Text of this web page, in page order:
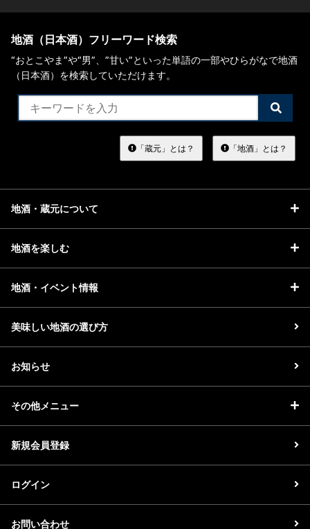
地酒（日本酒）フリーワード検索
“おとこやま”や“男”、”甘い”といった単語の一部やひらがなで地酒
（日本酒）を検索していただけます。
検
索
る
「蔵元」とは？ 「地酒」とは？
地酒・蔵元について
地酒を楽しむ
地酒・イベント情報
美味しい地酒の選び方
お知らせ
その他メニュー
新規会員登録
ログイン
お問い合わせ